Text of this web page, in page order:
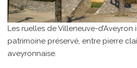
Les ruelles de Villeneuve-
patrimoine préservé, entre pierre
aveyronnaise.